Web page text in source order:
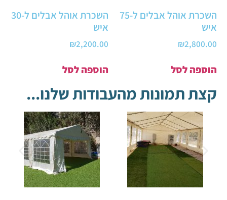
השכרת אוהל אבלים ל-75
איש
₪2,800.00
הוספה לסל
השכרת אוהל אבלים ל-30
איש
₪2,200.00
הוספה לסל
קצת תמונות מהעבודות שלנו...